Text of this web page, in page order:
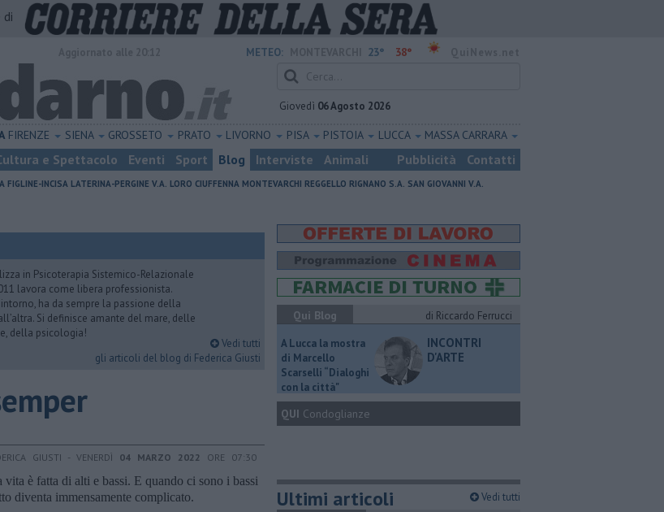
di
METEO: 23° 38°
Giovedì 06 Agosto 2026
FIRENZE SIENA GROSSETO PRATO LIVORNO PISA PISTOIA LUCCA MASSA CARRARA
e Spettacolo Eventi Sport Blog Interviste Animali Pubblicità Contatti
FIGLINE-INCISA LATERINA-PERGINE V.A. LORO CIUFFENNA MONTEVARCHI REGGELLO RIGNANO S.A. SAN GIOVANNI V.A.
in Psicoterapia Sistemico-Relazionale
lavora come libera professionista.
ha da sempre la passione della
Si definisce amante del mare, delle
della psicologia!
Vedi tutti
gli articoli del blog di Federica Giusti
GIUSTI - VENERDÌ 04 MARZO 2022 ORE 07:30
vita è fatta di alti e bassi. E quando ci sono i bassi
diventa immensamente complicato.
Qui Blog
di Riccardo Ferrucci
A Lucca la mostra
di Marcello
Scarselli “Dialoghi
con la città"
INCONTRI
D'ARTE
QUI Condoglianze
Ultimi articoli Vedi tutti